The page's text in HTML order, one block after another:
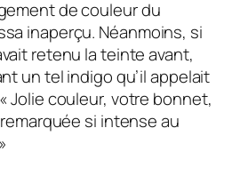
de couleur du
inaperçu. Néanmoins, si
retenu la teinte avant,
un tel indigo qu’il appelait
Jolie couleur, votre bonnet,
remarquée si intense au